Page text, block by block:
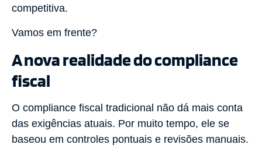
competitiva.
Vamos em frente?
A nova realidade do compliance
fiscal
O compliance fiscal tradicional não dá mais conta
das exigências atuais. Por muito tempo, ele se
baseou em controles pontuais e revisões manuais.